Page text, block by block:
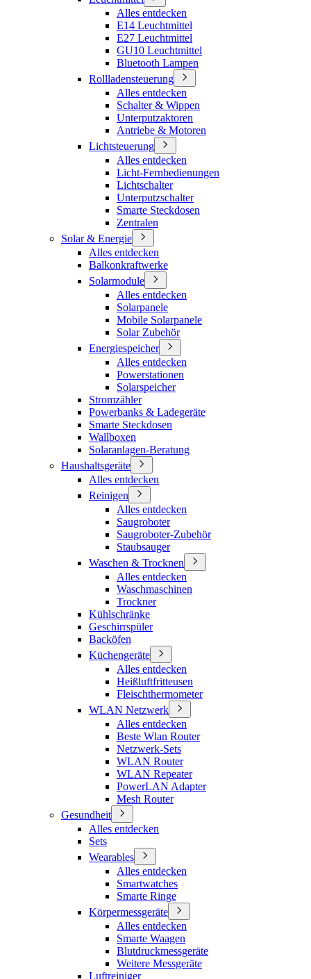
Alles entdecken
E14 Leuchtmittel
E27 Leuchtmittel
GU10 Leuchtmittel
Bluetooth Lampen
Rollladensteuerung
Alles entdecken
Schalter & Wippen
Unterputzaktoren
Antriebe & Motoren
Lichtsteuerung
Alles entdecken
Licht-Fernbedienungen
Lichtschalter
Unterputzschalter
Smarte Steckdosen
Zentralen
Solar & Energie
Alles entdecken
Balkonkraftwerke
Solarmodule
Alles entdecken
Solarpanele
Mobile Solarpanele
Solar Zubehör
Energiespeicher
Alles entdecken
Powerstationen
Solarspeicher
Stromzähler
Powerbanks & Ladegeräte
Smarte Steckdosen
Wallboxen
Solaranlagen-Beratung
Haushaltsgeräte
Alles entdecken
Reinigen
Alles entdecken
Saugroboter
Saugroboter-Zubehör
Staubsauger
Waschen & Trocknen
Alles entdecken
Waschmaschinen
Trockner
Kühlschränke
Geschirrspüler
Backöfen
Küchengeräte
Alles entdecken
Heißluftfritteusen
Fleischthermometer
WLAN Netzwerk
Alles entdecken
Beste Wlan Router
Netzwerk-Sets
WLAN Router
WLAN Repeater
PowerLAN Adapter
Mesh Router
Gesundheit
Alles entdecken
Sets
Wearables
Alles entdecken
Smartwatches
Smarte Ringe
Körpermessgeräte
Alles entdecken
Smarte Waagen
Blutdruckmessgeräte
Weitere Messgeräte
Luftreiniger